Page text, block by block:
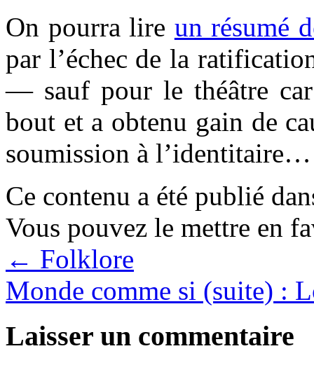
On pourra lire un résumé
par l’échec de la
— sauf pour le théâtre car
bout et a obtenu gain de
soumission à l’identitaire…
Ce contenu a été publié
Vous pouvez le mettre en
← Folklore
Monde comme si (suite) :
Laisser un commentaire